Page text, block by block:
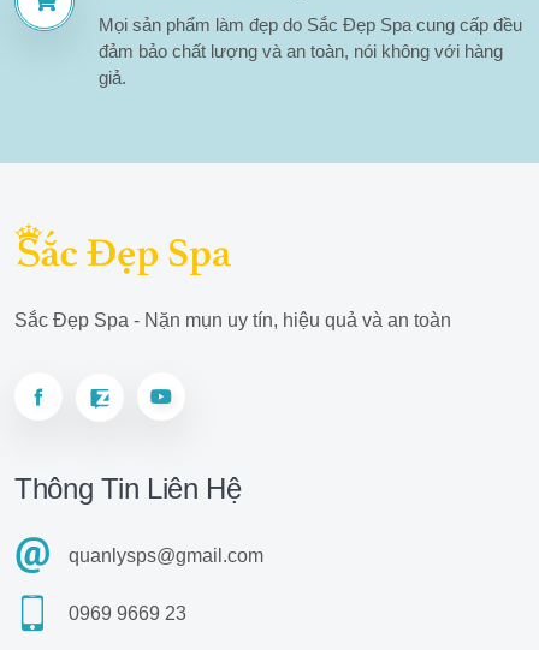
Mọi sản phẩm làm đẹp do Sắc Đẹp Spa cung cấp đều
đảm bảo chất lượng và an toàn, nói không với hàng
giả.
Sắc Đẹp Spa - Nặn mụn uy tín, hiệu quả và an toàn
Thông Tin Liên Hệ
quanlysps@gmail.com
0969 9669 23